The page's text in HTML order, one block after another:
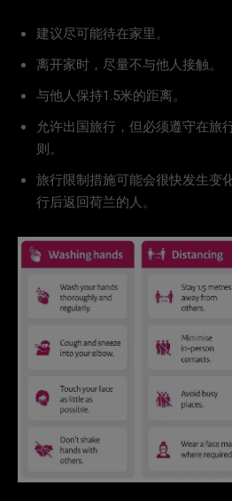
建议尽可能待在家里。
离开家时，尽量不与他人接触。
与他人保持1.5米的距离。
允许出国旅行，但必须遵守在旅
则。
旅行限制措施可能会很快发生变
行后返回荷兰的人。